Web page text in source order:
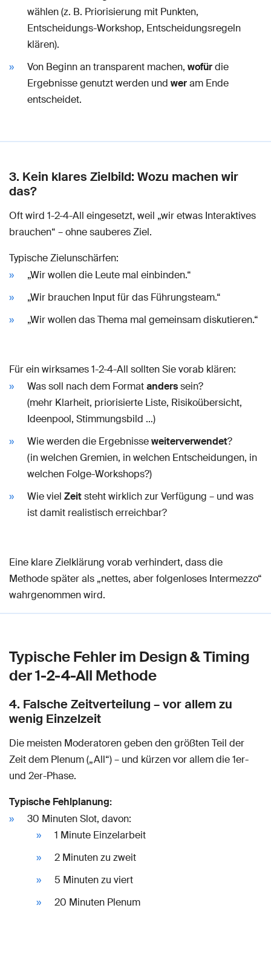
wählen (z. B. Priorisierung mit Punkten,
Entscheidungs-Workshop, Entscheidungsregeln
klären).
Von Beginn an transparent machen, wofürdie
Ergebnisse genutzt werden und weram Ende
entscheidet.
3. Kein klares Zielbild: Wozu machen wir
das?
Oft wird 1-2-4-All eingesetzt, weil „wir etwas Interaktives
brauchen“ – ohne sauberes Ziel.
Typische Zielunschärfen:
„Wir wollen die Leute mal einbinden.“
„Wir brauchen Input für das Führungsteam.“
„Wir wollen das Thema mal gemeinsam diskutieren.“
Für ein wirksames 1-2-4-All sollten Sie vorab klären:
Was soll nach dem Formatanderssein?
(mehr Klarheit, priorisierte Liste, Risikoübersicht,
Ideenpool, Stimmungsbild …)
Wie werden die Ergebnisseweiterverwendet?
(in welchen Gremien, in welchen Entscheidungen, in
welchen Folge-Workshops?)
Wie viel Zeitsteht wirklich zur Verfügung – und was
ist damit realistisch erreichbar?
Eine klare Zielklärung vorab verhindert, dass die
Methode später als „nettes, aber folgenloses Intermezzo“
wahrgenommen wird.
Typische Fehler im Design & Timing
der 1-2-4-All Methode
4. Falsche Zeitverteilung – vor allem zu
wenig Einzelzeit
Die meisten Moderatoren geben den größten Teil der
Zeit dem Plenum („All“) – und kürzen vor allem die 1er-
und 2er-Phase.
Typische Fehlplanung:
30 Minuten Slot, davon:
1 Minute Einzelarbeit
2 Minuten zu zweit
5 Minuten zu viert
20 Minuten Plenum